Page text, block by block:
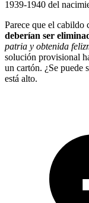
1939-1940 del
Parece que el cabildo
deberían ser
patria y obtenida
solución provisional
un cartón. ¿Se puede
está alto.